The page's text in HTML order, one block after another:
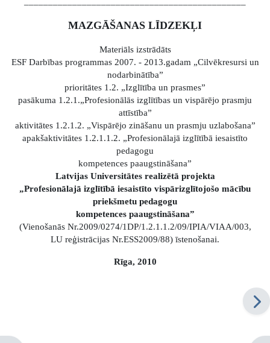
MAZGĀŠANAS LĪDZEKĻI
Materiāls izstrādāts
ESF Darbības programmas 2007. - 2013.gadam „Cilvēkresursi un
nodarbinātība”
prioritātes 1.2. „Izglītība un prasmes”
pasākuma 1.2.1.„Profesionālās izglītības un vispārējo prasmju
attīstība”
aktivitātes 1.2.1.2. „Vispārējo zināšanu un prasmju uzlabošana”
apakšaktivitātes 1.2.1.1.2. „Profesionālajā izglītībā iesaistīto
pedagogu
kompetences paaugstināšana”
Latvijas Universitātes realizētā projekta
„Profesionālajā izglītībā iesaistīto vispārizglītojošo mācību
priekšmetu pedagogu
kompetences paaugstināšana”
(Vienošanās Nr.2009/0274/1DP/1.2.1.1.2/09/IPIA/VIAA/003,
LU reģistrācijas Nr.ESS2009/88) īstenošanai.
Rīga, 2010